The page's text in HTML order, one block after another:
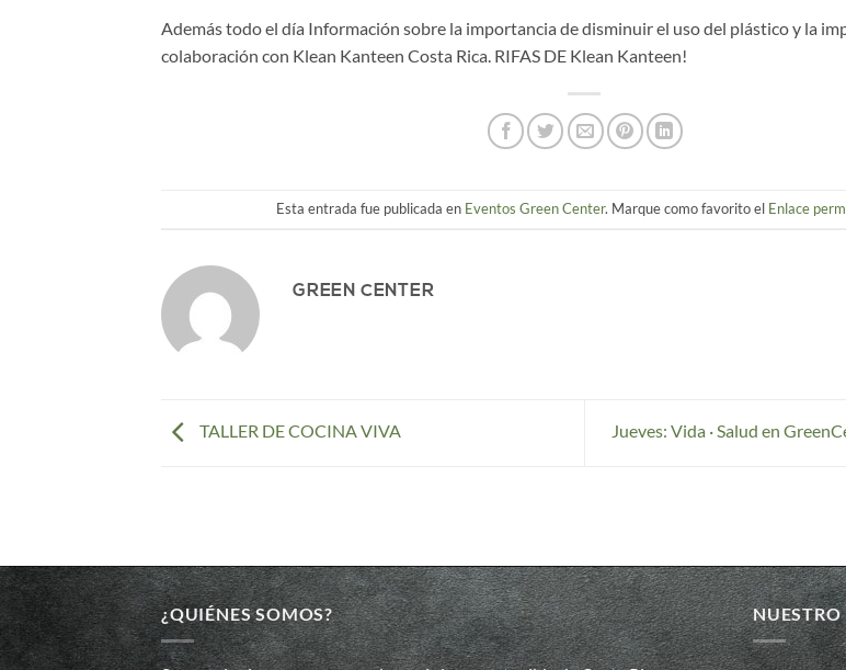
Además todo el día Información sobre la importancia de disminuir el uso del plástico y la
colaboración con Klean Kanteen Costa Rica. RIFAS DE Klean Kanteen!
Esta entrada fue publicada en Eventos Green Center. Marque como favorito el Enlace
GREEN CENTER
TALLER DE COCINA VIVA Jueves: Vida · Salud en
¿QUIÉNES SOMOS? NUESTRO